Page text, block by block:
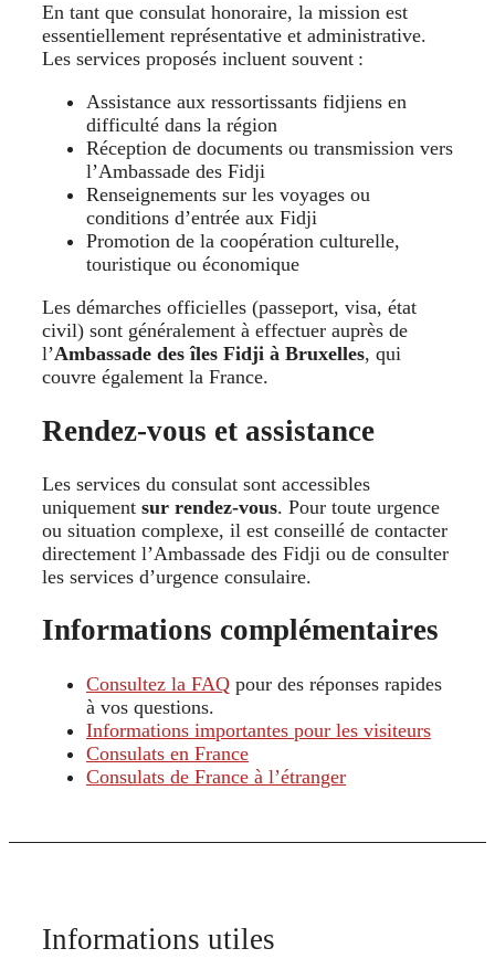
En tant que consulat honoraire, la mission est
essentiellement représentative et administrative.
Les services proposés incluent souvent :
Assistance aux ressortissants fidjiens en
difficulté dans la région
Réception de documents ou transmission vers
l’Ambassade des Fidji
Renseignements sur les voyages ou
conditions d’entrée aux Fidji
Promotion de la coopération culturelle,
touristique ou économique
Les démarches officielles (passeport, visa, état
civil) sont généralement à effectuer auprès de
l’Ambassade des îles Fidji à Bruxelles, qui
couvre également la France.
Rendez-vous et assistance
Les services du consulat sont accessibles
uniquement sur rendez-vous. Pour toute urgence
ou situation complexe, il est conseillé de contacter
directement l’Ambassade des Fidji ou de consulter
les services d’urgence consulaire.
Informations complémentaires
Consultez la FAQ pour des réponses rapides
à vos questions.
Informations importantes pour les visiteurs
Consulats en France
Consulats de France à l’étranger
Informations utiles